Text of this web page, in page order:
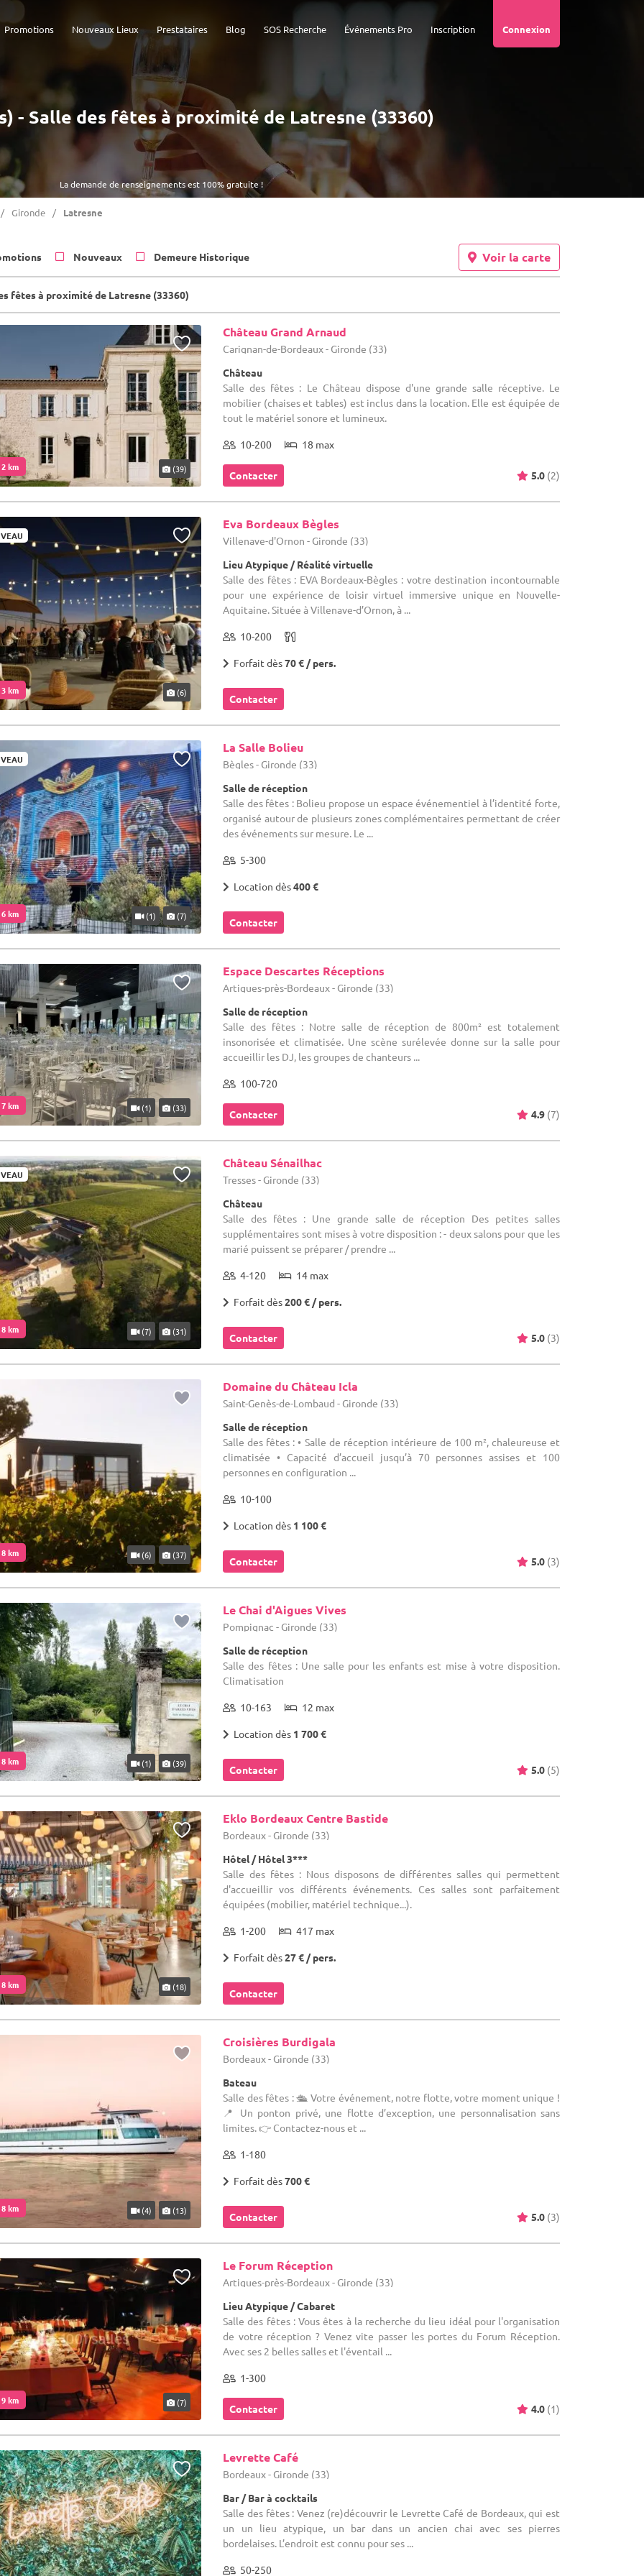
Connexion
Inscription
Événements Pro
SOS Recherche
Blog
Prestataires
Nouveaux Lieux
Promotions
La demande de renseignements est 100% gratuite !
- Salle des fêtes à proximité de Latresne (33360)
Gironde Latresne
Nouveaux Demeure Historique Voir la carte
fêtes à proximité de Latresne (33360)
km (39)
Château Grand Arnaud
Carignan-de-Bordeaux - Gironde (33)
Château
Salle des fêtes : Le Château dispose d'une grande salle réceptive. Le
mobilier (chaises et tables) est inclus dans la location. Elle est équipée de
tout le matériel sonore et lumineux.
10-200 18 max
Contacter 5.0 (2)
km (6)
Eva Bordeaux Bègles
Villenave-d'Ornon - Gironde (33)
Lieu Atypique / Réalité virtuelle
Salle des fêtes : EVA Bordeaux-Bègles : votre destination incontournable
pour une expérience de loisir virtuel immersive unique en Nouvelle-
Aquitaine. Située à Villenave-d’Ornon, à ...
10-200
Forfait dès70 € / pers.
Contacter
km (1) (7)
La Salle Bolieu
Bègles - Gironde (33)
Salle de réception
Salle des fêtes : Bolieu propose un espace événementiel à l’identité forte,
organisé autour de plusieurs zones complémentaires permettant de créer
des événements sur mesure. Le ...
5-300
Location dès400 €
Contacter
km (1) (33)
Espace Descartes Réceptions
Artigues-près-Bordeaux - Gironde (33)
Salle de réception
Salle des fêtes : Notre salle de réception de 800m² est totalement
insonorisée et climatisée. Une scène surélevée donne sur la salle pour
accueillir les DJ, les groupes de chanteurs ...
100-720
Contacter 4.9 (7)
km (7) (31)
Château Sénailhac
Tresses - Gironde (33)
Château
Salle des fêtes : Une grande salle de réception Des petites salles
supplémentaires sont mises à votre disposition : - deux salons pour que les
marié puissent se préparer / prendre ...
4-120 14 max
Forfait dès200 € / pers.
Contacter 5.0 (3)
km (6) (37)
Domaine du Château Icla
Saint-Genès-de-Lombaud - Gironde (33)
Salle de réception
Salle des fêtes : • Salle de réception intérieure de 100 m², chaleureuse et
climatisée • Capacité d’accueil jusqu’à 70 personnes assises et 100
personnes en configuration ...
10-100
Location dès 1 100 €
Contacter 5.0 (3)
km (1) (39)
Le Chai d'Aigues Vives
Pompignac - Gironde (33)
Salle de réception
Salle des fêtes : Une salle pour les enfants est mise à votre disposition.
Climatisation
10-163 12 max
Location dès 1 700 €
Contacter 5.0 (5)
km (18)
Eklo Bordeaux Centre Bastide
Bordeaux - Gironde (33)
Hôtel / Hôtel 3***
Salle des fêtes : Nous disposons de différentes salles qui permettent
d'accueillir vos différents événements. Ces salles sont parfaitement
équipées (mobilier, matériel technique...).
1-200 417 max
Forfait dès27 € / pers.
Contacter
km (4) (13)
Croisières Burdigala
Bordeaux - Gironde (33)
Bateau
Salle des fêtes : 🛳 Votre événement, notre flotte, votre moment unique !
📍 Un ponton privé, une flotte d’exception, une personnalisation sans
limites. 👉 Contactez-nous et ...
1-180
Forfait dès700 €
Contacter 5.0 (3)
km (7)
Le Forum Réception
Artigues-près-Bordeaux - Gironde (33)
Lieu Atypique / Cabaret
Salle des fêtes : Vous êtes à la recherche du lieu idéal pour l'organisation
de votre réception ? Venez vite passer les portes du Forum Réception.
Avec ses 2 belles salles et l'éventail ...
1-300
Contacter 4.0 (1)
Levrette Café
Bordeaux - Gironde (33)
Bar / Bar à cocktails
Salle des fêtes : Venez (re)découvrir le Levrette Café de Bordeaux, qui est
un un lieu atypique, un bar dans un ancien chai avec ses pierres
bordelaises. L’endroit est connu pour ses ...
50-250